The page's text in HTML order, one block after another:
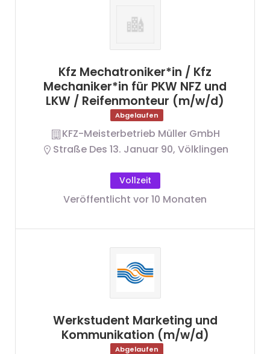
Kfz Mechatroniker*in / Kfz
Mechaniker*in für PKW NFZ und
LKW / Reifenmonteur (m/w/d)
Abgelaufen
KFZ-Meisterbetrieb Müller GmbH
Straße Des 13. Januar 90, Völklingen
Vollzeit
Veröffentlicht vor 10 Monaten
Werkstudent Marketing und
Kommunikation (m/w/d)
Abgelaufen